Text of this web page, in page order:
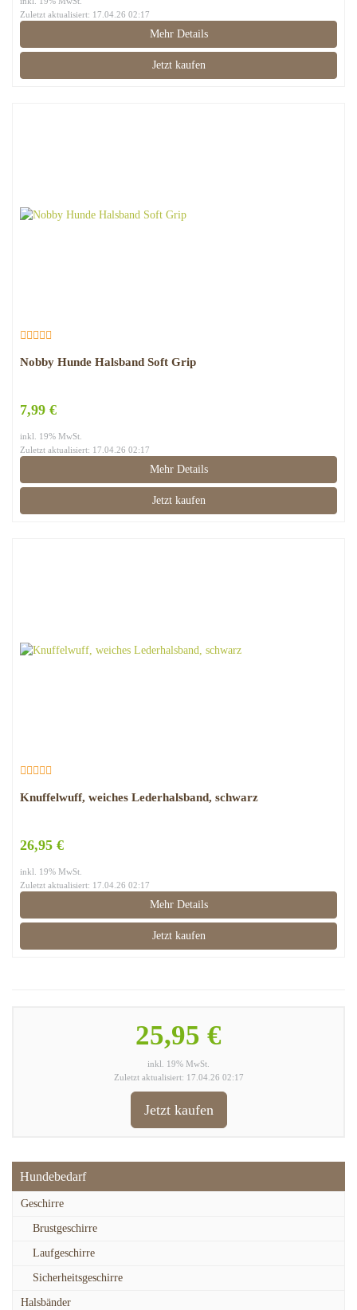
Zuletzt aktualisiert: 17.04.26 02:17
Mehr Details
Jetzt kaufen
Nobby Hunde Halsband Soft Grip
7,99 €
inkl. 19% MwSt.
Zuletzt aktualisiert: 17.04.26 02:17
Mehr Details
Jetzt kaufen
Knuffelwuff, weiches Lederhalsband, schwarz
26,95 €
inkl. 19% MwSt.
Zuletzt aktualisiert: 17.04.26 02:17
Mehr Details
Jetzt kaufen
25,95 €
inkl. 19% MwSt.
Zuletzt aktualisiert: 17.04.26 02:17
Jetzt kaufen
Hundebedarf
Geschirre
Brustgeschirre
Laufgeschirre
Sicherheitsgeschirre
Halsbänder